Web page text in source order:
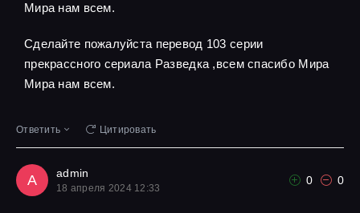
Мира нам всем.
Сделайте пожалуйста перевод 103 серии
прекрассного сериала Разведка ,всем спасибо Мира
Мира нам всем.
Ответить Цитировать
A admin
18 апреля 2024 12:33
0 0